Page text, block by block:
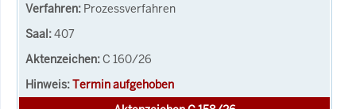
Prozessverfahren
407
C 160/26
Termin aufgehoben